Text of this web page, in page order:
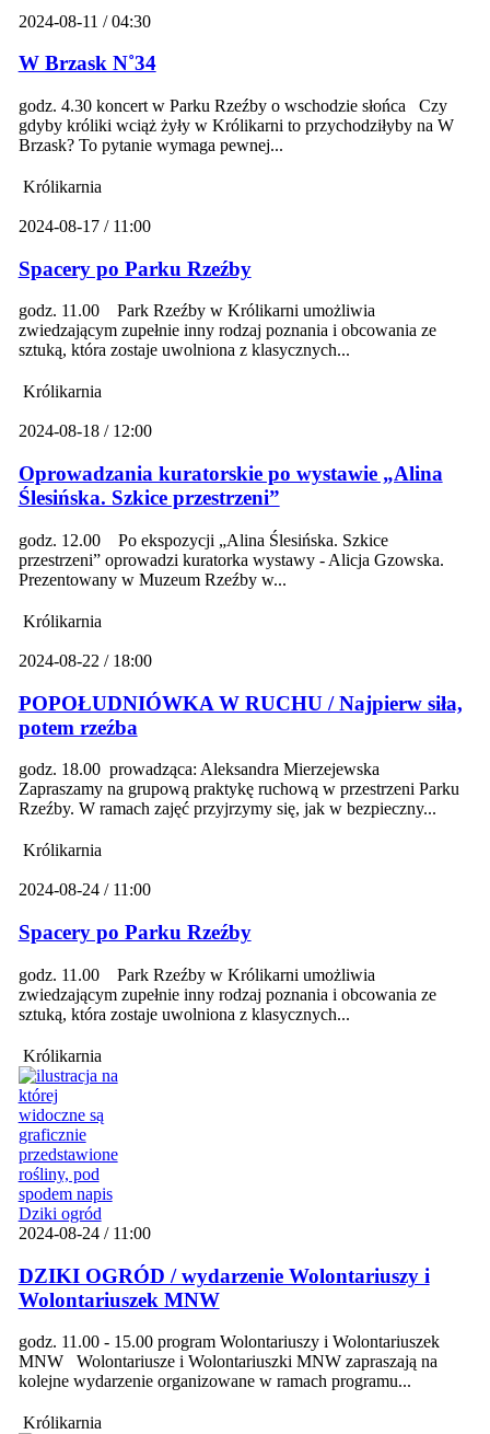
2024-08-11 / 04:30
W Brzask N˚34
godz. 4.30 koncert w Parku Rzeźby o wschodzie słońca Czy
gdyby króliki wciąż żyły w Królikarni to przychodziłyby na W
Brzask? To pytanie wymaga pewnej...
Królikarnia
2024-08-17 / 11:00
Spacery po Parku Rzeźby
godz. 11.00 Park Rzeźby w Królikarni umożliwia
zwiedzającym zupełnie inny rodzaj poznania i obcowania ze
sztuką, która zostaje uwolniona z klasycznych...
Królikarnia
2024-08-18 / 12:00
Oprowadzania kuratorskie po wystawie „Alina
Ślesińska. Szkice przestrzeni”
godz. 12.00 Po ekspozycji „Alina Ślesińska. Szkice
przestrzeni” oprowadzi kuratorka wystawy - Alicja Gzowska.
Prezentowany w Muzeum Rzeźby w...
Królikarnia
2024-08-22 / 18:00
POPOŁUDNIÓWKA W RUCHU / Najpierw siła,
potem rzeźba
godz. 18.00 prowadząca: Aleksandra Mierzejewska
Zapraszamy na grupową praktykę ruchową w przestrzeni Parku
Rzeźby. W ramach zajęć przyjrzymy się, jak w bezpieczny...
Królikarnia
2024-08-24 / 11:00
Spacery po Parku Rzeźby
godz. 11.00 Park Rzeźby w Królikarni umożliwia
zwiedzającym zupełnie inny rodzaj poznania i obcowania ze
sztuką, która zostaje uwolniona z klasycznych...
Królikarnia
2024-08-24 / 11:00
DZIKI OGRÓD / wydarzenie Wolontariuszy i
Wolontariuszek MNW
godz. 11.00 - 15.00 program Wolontariuszy i Wolontariuszek
MNW Wolontariusze i Wolontariuszki MNW zapraszają na
kolejne wydarzenie organizowane w ramach programu...
Królikarnia